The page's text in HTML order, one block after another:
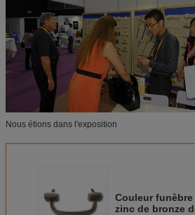
Nous étions dans l'exposition
Couleur
zinc de bronze